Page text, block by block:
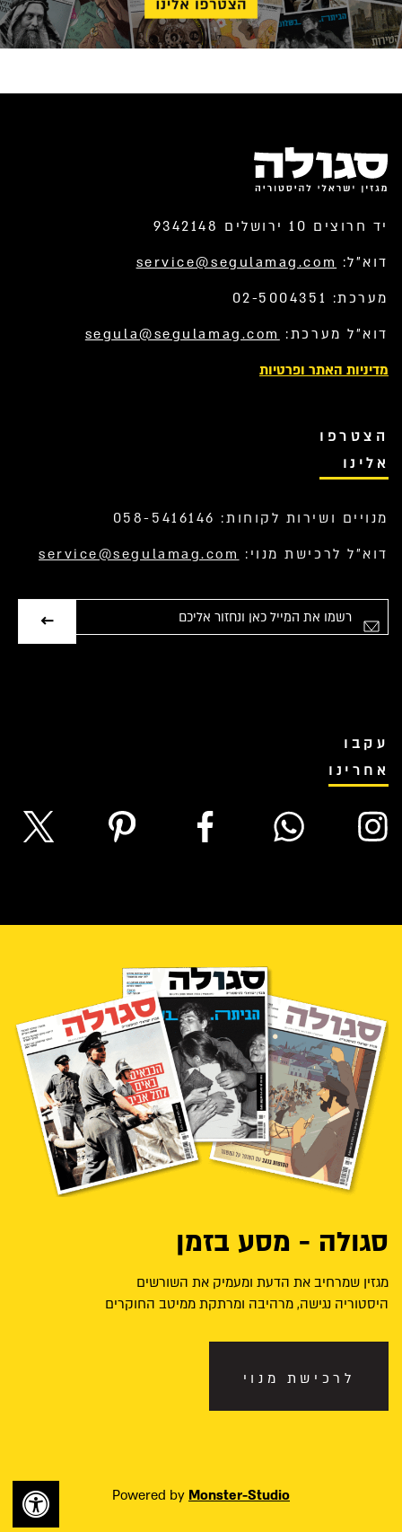
יד חרוצים 10 ירושלים 9342148
דוא”ל: service@segulamag.com
מערכת: 02-5004351
דוא”ל מערכת: segula@segulamag.com
מדיניות האתר ופרטיות
הצטרפו
אלינו
מנויים ושירות לקוחות: 058-5416146
דוא”ל לרכישת מנוי: service@segulamag.com
אימייל
עקבו
אחרינו
סגולה - מסע בזמן
מגזין שמרחיב את הדעת ומעמיק את השורשים
היסטוריה נגישה, מרהיבה ומרתקת ממיטב החוקרים
לרכישת מנוי
Powered by Monster-Studio